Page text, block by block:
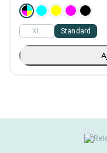
Standard
XL